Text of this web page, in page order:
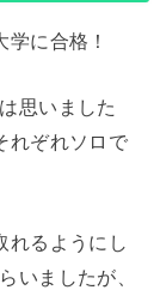
に合格！
思いました
れぞれソロで
れるようにし
いましたが、